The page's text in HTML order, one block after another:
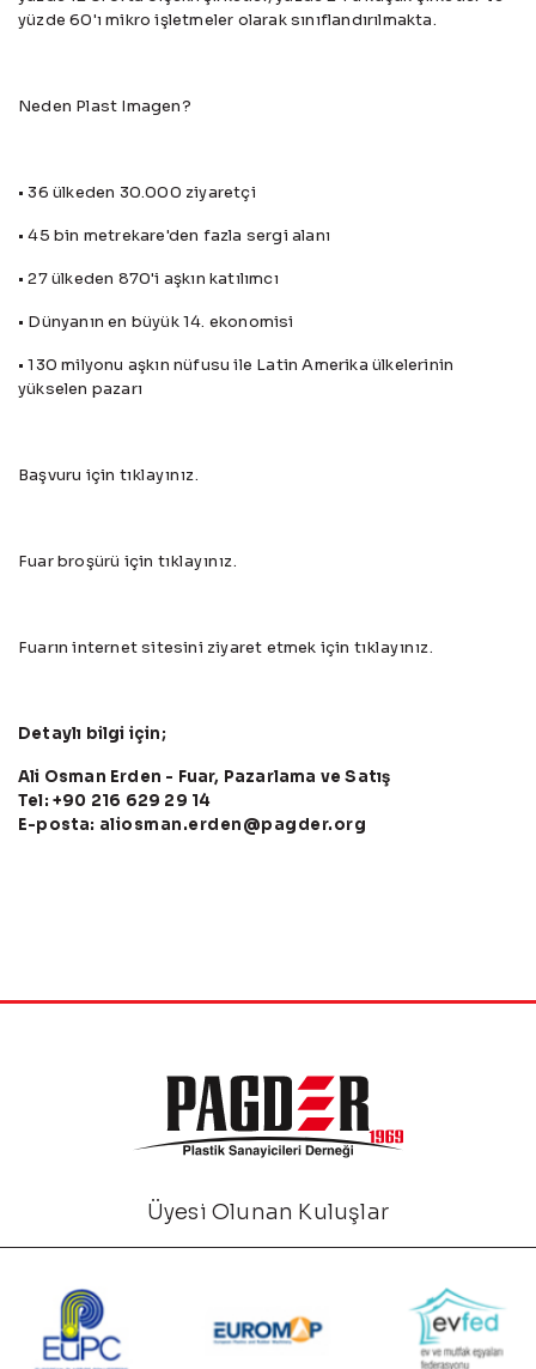
yüzde 60'ı mikro işletmeler olarak sınıflandırılmakta.
Neden Plast Imagen?
• 36 ülkeden 30.000 ziyaretçi
• 45 bin metrekare'den fazla sergi alanı
• 27 ülkeden 870'i aşkın katılımcı
• Dünyanın en büyük 14. ekonomisi
• 130 milyonu aşkın nüfusu ile Latin Amerika ülkelerinin
yükselen pazarı
Başvuru için tıklayınız.
Fuar broşürü için tıklayınız.
Fuarın internet sitesini ziyaret etmek için tıklayınız.
Detaylı bilgi için;
Ali Osman Erden - Fuar, Pazarlama ve Satış
Tel: +90 216 629 29 14
E-posta: aliosman.erden@pagder.org
Üyesi Olunan Kuluşlar